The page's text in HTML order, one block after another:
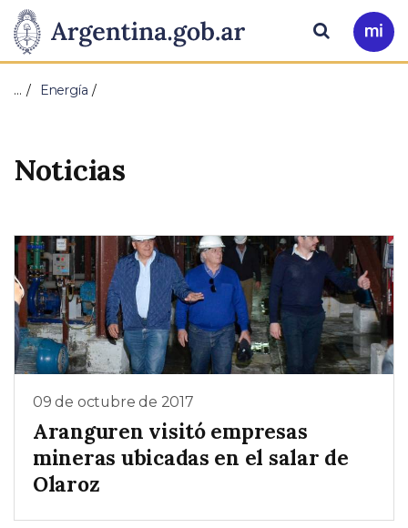
Presidencia
de
Nación
Pasar al contenido principal
Ir
a
Buscar
… Energía
Noticias
09 de octubre de 2017
Aranguren visitó empresas
mineras ubicadas en el salar de
Olaroz